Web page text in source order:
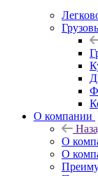
О компании
О
О